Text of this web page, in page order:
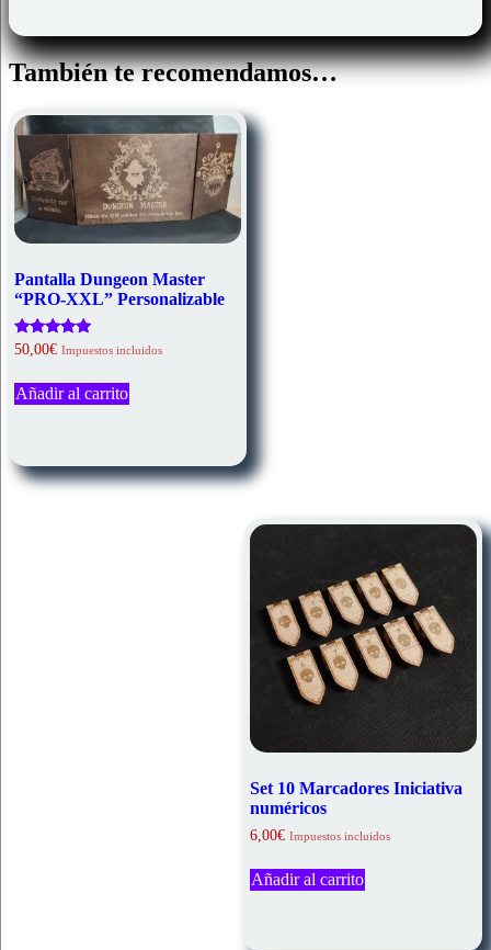
También te recomendamos…
Pantalla Dungeon Master
“PRO-XXL” Personalizable
Valorado
con
de 5
50,00€ Impuestos incluidos
Añadir al carrito
Set 10 Marcadores Iniciativa
numéricos
6,00€ Impuestos incluidos
Añadir al carrito